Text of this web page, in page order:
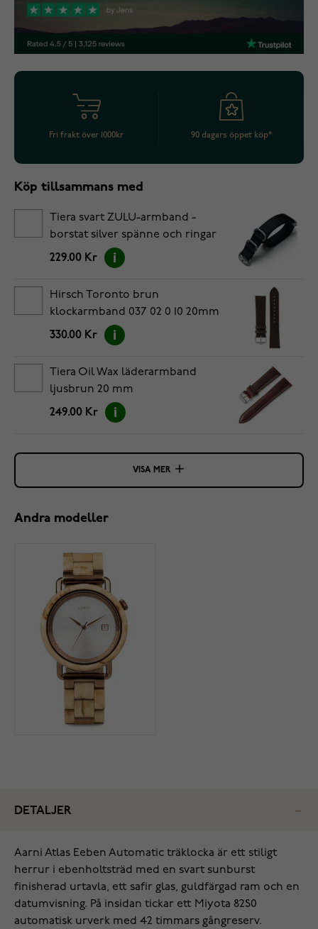
Fri frakt över 1000kr 90 dagars öppet köp*
Köp tillsammans med
Tiera svart ZULU-armband -
borstat silver spänne och ringar
20 mm
229.00 Kr
Hirsch Toronto brun
klockarmband 037 02 0 10 20mm
330.00 Kr
Tiera Oil Wax läderarmband
ljusbrun 20 mm
249.00 Kr
VISA MER
Andra modeller
DETALJER
Aarni Atlas Eeben Automatic träklocka är ett stiligt
herrur i ebenholtsträd med en svart sunburst
finisherad urtavla, ett safir glas, guldfärgad ram och en
datumvisning. På insidan tickar ett Miyota 82S0
automatisk urverk med 42 timmars gångreserv.